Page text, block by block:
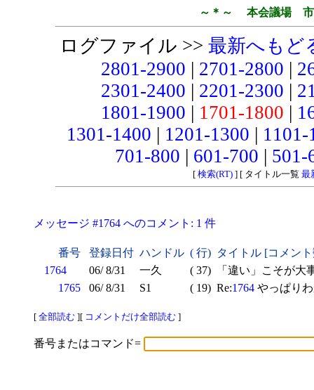
～＊～ 本会議場 市
ログファイル >> 最新へもど
2801-2900 | 2701-2800 |
2301-2400 | 2201-2300 |
1801-1900 | 1701-1800 |
1301-1400 | 1201-1300 |
701-800 | 601-700 |
[ 検索(RT)] [ タイトル一覧 最
メッセージ #1764 へのコメント: 1 件
番号 登録日付 ハンドル ( 行) タイトル [コメン
1764
06/ 8/31 一久 ( 37)
「違い」こそが大
1765
06/ 8/31 S1 ( 19) Re:1764 やっぱり
[ 全部読む ][ コメントだけ全部読む ]
番号またはコマンド=